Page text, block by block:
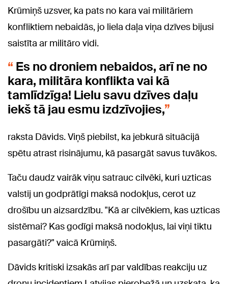
Krūmiņš uzsver, ka pats no kara vai militāriem
konfliktiem nebaidās, jo liela daļa viņa dzīves bijusi
saistīta ar militāro vidi.
Es no droniem nebaidos, arī ne no
kara, militāra konflikta vai kā
tamlīdzīga! Lielu savu dzīves daļu
iekš tā jau esmu izdzīvojies,
raksta Dāvids. Viņš piebilst, ka jebkurā situācijā
spētu atrast risinājumu, kā pasargāt savus tuvākos.
Taču daudz vairāk viņu satrauc cilvēki, kuri uzticas
valstij un godprātīgi maksā nodokļus, cerot uz
drošību un aizsardzību. "Kā ar cilvēkiem, kas uzticas
sistēmai? Kas godīgi maksā nodokļus, lai viņi tiktu
pasargāti?" vaicā Krūmiņš.
Dāvids kritiski izsakās arī par valdības reakciju uz